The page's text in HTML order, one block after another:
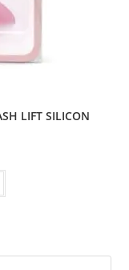
LIFT SILICON